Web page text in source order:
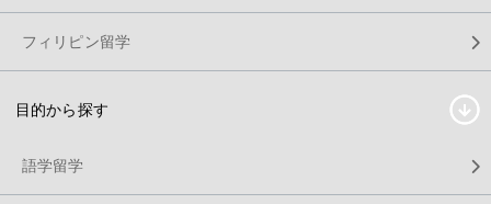
フィリピン留学
目的から探す
語学留学